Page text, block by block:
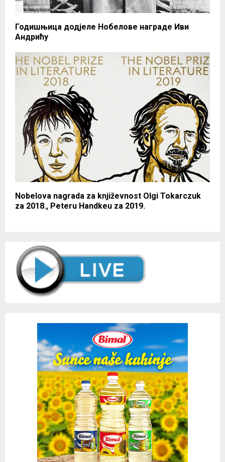
Годишњица додјеле Нобелове награде Иви
Андрићу
Nobelova nagrada za književnost Olgi Tokarczuk
za 2018., Peteru Handkeu za 2019.